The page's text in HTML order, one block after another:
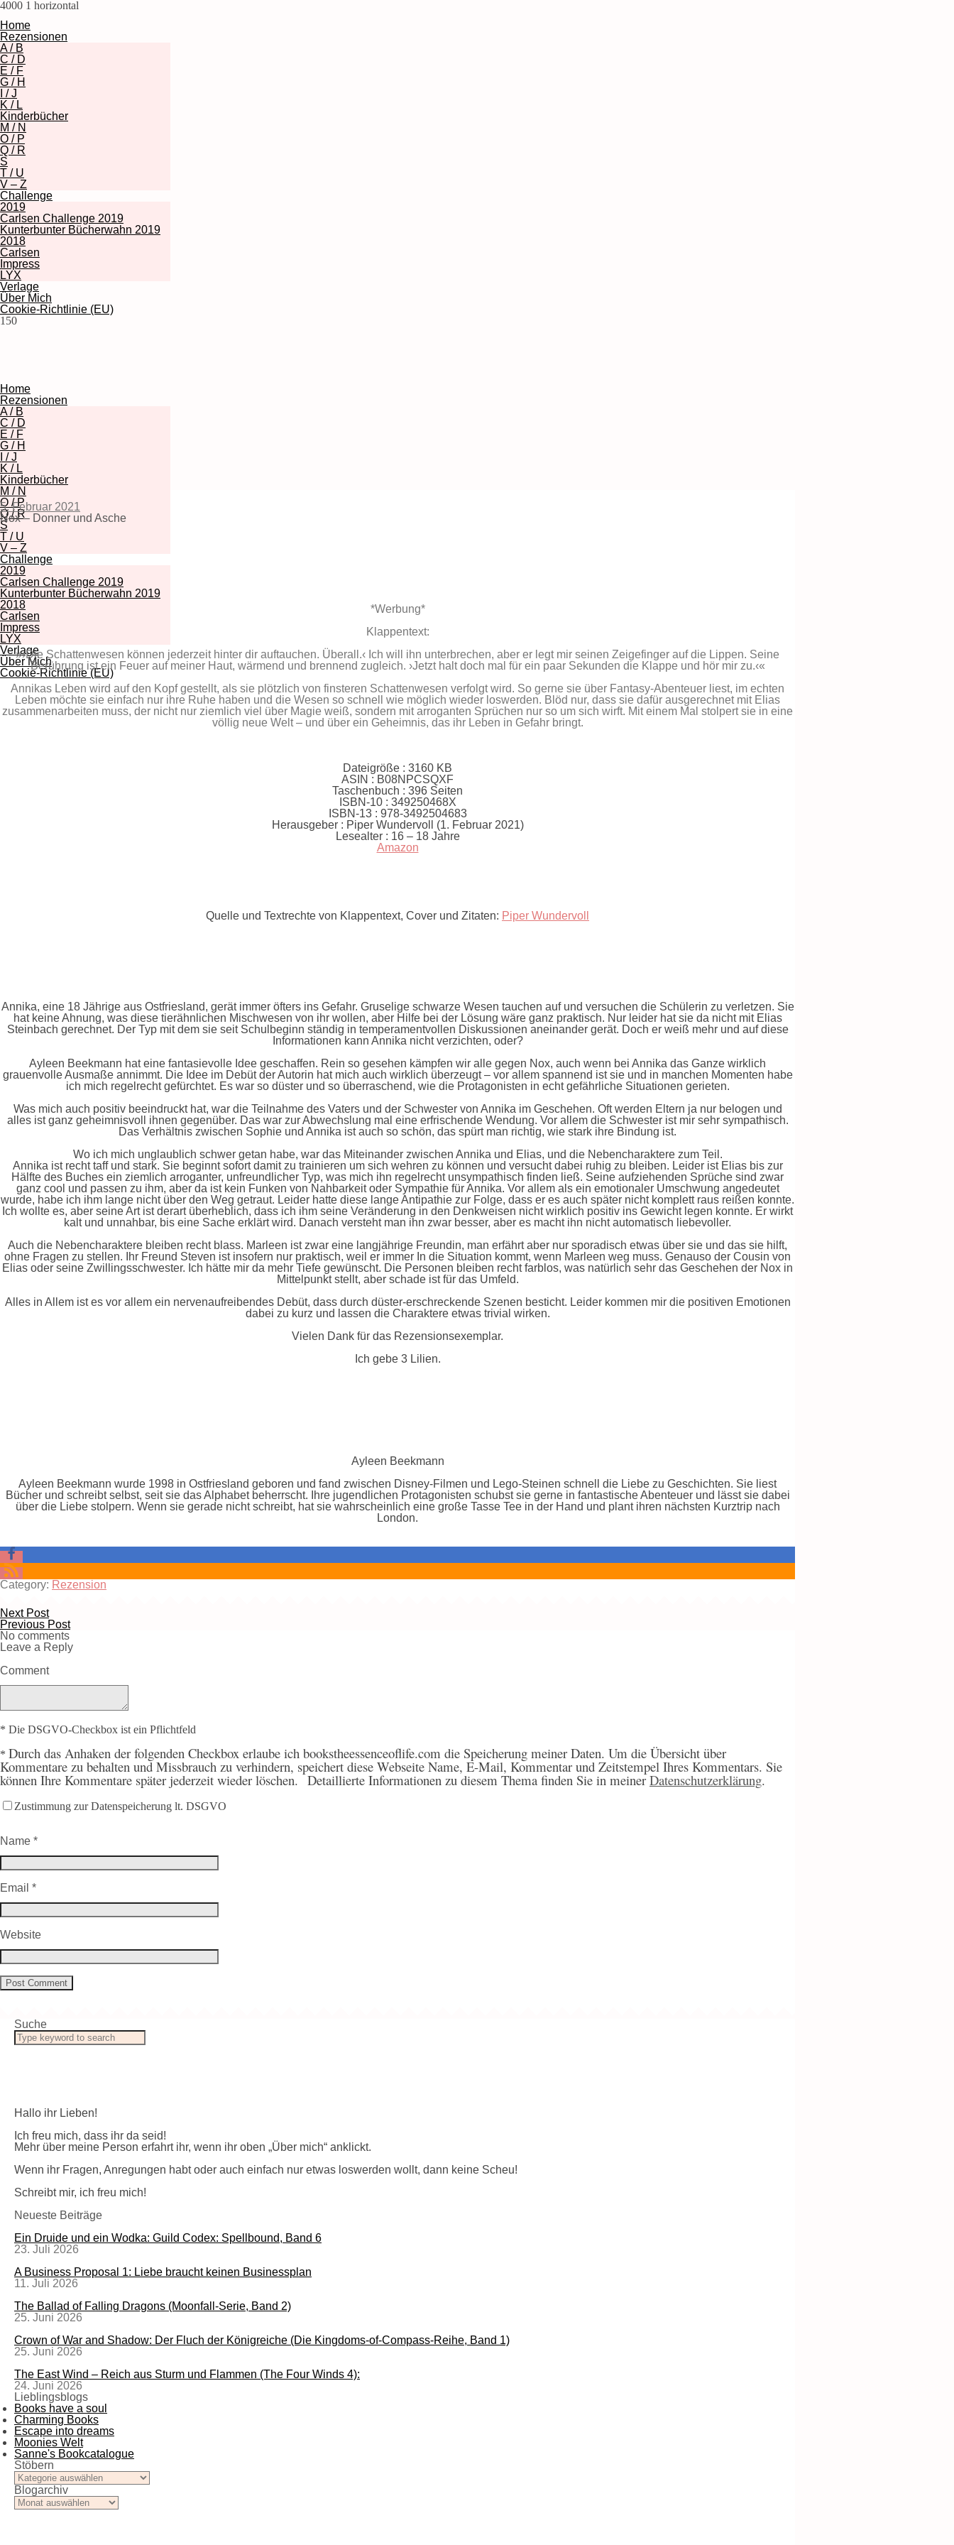
4000 1 horizontal
Home
Rezensionen
A / B
C / D
E / F
G / H
I / J
K / L
Kinderbücher
M / N
O / P
Q / R
S
T / U
V – Z
Challenge
2019
Carlsen Challenge 2019
Kunterbunter Bücherwahn 2019
2018
Carlsen
Impress
LYX
Verlage
Über Mich
Cookie-Richtlinie (EU)
150
Home
Rezensionen
A / B
C / D
E / F
G / H
I / J
K / L
Kinderbücher
M / N
O / P
Q / R
S
T / U
V – Z
Challenge
2019
Carlsen Challenge 2019
Kunterbunter Bücherwahn 2019
2018
Carlsen
Impress
LYX
Verlage
Über Mich
Cookie-Richtlinie (EU)
5. Februar 2021
Nox – Donner und Asche
*Werbung*
Klappentext:
»›Die Schattenwesen können jederzeit hinter dir auftauchen. Überall.‹ Ich will ihn unterbrechen, aber er legt mir seinen Zeigefinger auf die Lippen. Seine
Berührung ist ein Feuer auf meiner Haut, wärmend und brennend zugleich. ›Jetzt halt doch mal für ein paar Sekunden die Klappe und hör mir zu.‹«
Annikas Leben wird auf den Kopf gestellt, als sie plötzlich von finsteren Schattenwesen verfolgt wird. So gerne sie über Fantasy-Abenteuer liest, im echten
Leben möchte sie einfach nur ihre Ruhe haben und die Wesen so schnell wie möglich wieder loswerden. Blöd nur, dass sie dafür ausgerechnet mit Elias
zusammenarbeiten muss, der nicht nur ziemlich viel über Magie weiß, sondern mit arroganten Sprüchen nur so um sich wirft. Mit einem Mal stolpert sie in eine
völlig neue Welt – und über ein Geheimnis, das ihr Leben in Gefahr bringt.
Dateigröße : 3160 KB
ASIN : B08NPCSQXF
Taschenbuch : 396 Seiten
ISBN-10 : 349250468X
ISBN-13 : 978-3492504683
Herausgeber : Piper Wundervoll (1. Februar 2021)
Lesealter : 16 – 18 Jahre
Amazon
Quelle und Textrechte von Klappentext, Cover und Zitaten: Piper Wundervoll
Annika, eine 18 Jährige aus Ostfriesland, gerät immer öfters ins Gefahr. Gruselige schwarze Wesen tauchen auf und versuchen die Schülerin zu verletzen. Sie
hat keine Ahnung, was diese tierähnlichen Mischwesen von ihr wollen, aber Hilfe bei der Lösung wäre ganz praktisch. Nur leider hat sie da nicht mit Elias
Steinbach gerechnet. Der Typ mit dem sie seit Schulbeginn ständig in temperamentvollen Diskussionen aneinander gerät. Doch er weiß mehr und auf diese
Informationen kann Annika nicht verzichten, oder?
Ayleen Beekmann hat eine fantasievolle Idee geschaffen. Rein so gesehen kämpfen wir alle gegen Nox, auch wenn bei Annika das Ganze wirklich
grauenvolle Ausmaße annimmt. Die Idee im Debüt der Autorin hat mich auch wirklich überzeugt – vor allem spannend ist sie und in manchen Momenten habe
ich mich regelrecht gefürchtet. Es war so düster und so überraschend, wie die Protagonisten in echt gefährliche Situationen gerieten.
Was mich auch positiv beeindruckt hat, war die Teilnahme des Vaters und der Schwester von Annika im Geschehen. Oft werden Eltern ja nur belogen und
alles ist ganz geheimnisvoll ihnen gegenüber. Das war zur Abwechslung mal eine erfrischende Wendung. Vor allem die Schwester ist mir sehr sympathisch.
Das Verhältnis zwischen Sophie und Annika ist auch so schön, das spürt man richtig, wie stark ihre Bindung ist.
Wo ich mich unglaublich schwer getan habe, war das Miteinander zwischen Annika und Elias, und die Nebencharaktere zum Teil.
Annika ist recht taff und stark. Sie beginnt sofort damit zu trainieren um sich wehren zu können und versucht dabei ruhig zu bleiben. Leider ist Elias bis zur
Hälfte des Buches ein ziemlich arroganter, unfreundlicher Typ, was mich ihn regelrecht unsympathisch finden ließ. Seine aufziehenden Sprüche sind zwar
ganz cool und passen zu ihm, aber da ist kein Funken von Nahbarkeit oder Sympathie für Annika. Vor allem als ein emotionaler Umschwung angedeutet
wurde, habe ich ihm lange nicht über den Weg getraut. Leider hatte diese lange Antipathie zur Folge, dass er es auch später nicht komplett raus reißen konnte.
Ich wollte es, aber seine Art ist derart überheblich, dass ich ihm seine Veränderung in den Denkweisen nicht wirklich positiv ins Gewicht legen konnte. Er wirkt
kalt und unnahbar, bis eine Sache erklärt wird. Danach versteht man ihn zwar besser, aber es macht ihn nicht automatisch liebevoller.
Auch die Nebencharaktere bleiben recht blass. Marleen ist zwar eine langjährige Freundin, man erfährt aber nur sporadisch etwas über sie und das sie hilft,
ohne Fragen zu stellen. Ihr Freund Steven ist insofern nur praktisch, weil er immer In die Situation kommt, wenn Marleen weg muss. Genauso der Cousin von
Elias oder seine Zwillingsschwester. Ich hätte mir da mehr Tiefe gewünscht. Die Personen bleiben recht farblos, was natürlich sehr das Geschehen der Nox in
Mittelpunkt stellt, aber schade ist für das Umfeld.
Alles in Allem ist es vor allem ein nervenaufreibendes Debüt, dass durch düster-erschreckende Szenen besticht. Leider kommen mir die positiven Emotionen
dabei zu kurz und lassen die Charaktere etwas trivial wirken.
Vielen Dank für das Rezensionsexemplar.
Ich gebe 3 Lilien.
Ayleen Beekmann
Ayleen Beekmann wurde 1998 in Ostfriesland geboren und fand zwischen Disney-Filmen und Lego-Steinen schnell die Liebe zu Geschichten. Sie liest
Bücher und schreibt selbst, seit sie das Alphabet beherrscht. Ihre jugendlichen Protagonisten schubst sie gerne in fantastische Abenteuer und lässt sie dabei
über die Liebe stolpern. Wenn sie gerade nicht schreibt, hat sie wahrscheinlich eine große Tasse Tee in der Hand und plant ihren nächsten Kurztrip nach
London.
Category: Rezension
Next Post
Previous Post
No comments
Leave a Reply
Comment
* Die DSGVO-Checkbox ist ein Pflichtfeld
* Durch das Anhaken der folgenden Checkbox erlaube ich bookstheessenceoflife.com die Speicherung meiner Daten. Um die Übersicht über
Kommentare zu behalten und Missbrauch zu verhindern, speichert diese Webseite Name, E-Mail, Kommentar und Zeitstempel Ihres Kommentars. Sie
können Ihre Kommentare später jederzeit wieder löschen. Detaillierte Informationen zu diesem Thema finden Sie in meinerDatenschutzerklärung.
Zustimmung zur Datenspeicherung lt. DSGVO
Name *
Email *
Website
Suche
Hallo ihr Lieben!
Ich freu mich, dass ihr da seid!
Mehr über meine Person erfahrt ihr, wenn ihr oben „Über mich“ anklickt.
Wenn ihr Fragen, Anregungen habt oder auch einfach nur etwas loswerden wollt, dann keine Scheu!
Schreibt mir, ich freu mich!
Neueste Beiträge
Ein Druide und ein Wodka: Guild Codex: Spellbound, Band 6
23. Juli 2026
A Business Proposal 1: Liebe braucht keinen Businessplan
11. Juli 2026
The Ballad of Falling Dragons (Moonfall-Serie, Band 2)
25. Juni 2026
Crown of War and Shadow: Der Fluch der Königreiche (Die Kingdoms-of-Compass-Reihe, Band 1)
25. Juni 2026
The East Wind – Reich aus Sturm und Flammen (The Four Winds 4):
24. Juni 2026
Lieblingsblogs
Books have a soul
Charming Books
Escape into dreams
Moonies Welt
Sanne's Bookcatalogue
Stöbern
Stöbern
Blogarchiv
Blogarchiv